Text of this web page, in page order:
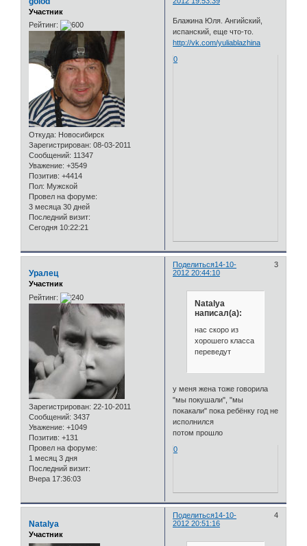
Участник
Рейтинг:
Откуда: Новосибирск
Зарегистрирован: 08-03-2011
Сообщений: 11347
Уважение: +3549
Позитив: +4414
Пол: Мужской
Провел на форуме:
3 месяца 30 дней
Последний визит:
Сегодня 10:22:21
Блажина Юля. Ангийский,
испанский, еще что-то.
http://vk.com/yuliablazhina
0
Поделиться 3
14-10-
2012 20:44:10
Уралец
Участник
Рейтинг:
Зарегистрирован: 22-10-2011
Сообщений: 3437
Уважение: +1049
Позитив: +131
Провел на форуме:
1 месяц 3 дня
Последний визит:
Вчера 17:36:03
Natalya
написал(а):
нас скоро из
хорошего класса
переведут
у меня жена тоже говорила
"мы покушали", "мы
покакали" пока ребёнку год не
исполнился
потом прошло
0
Поделиться 4
14-10-
2012 20:51:16
Natalya
Участник